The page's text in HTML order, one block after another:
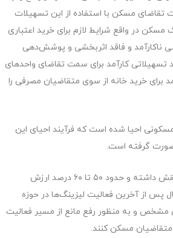
تقاضای مسکن با استفاده از این تسهیلات
در واقع شرایط لازم برای خرید اعتباری
ناکارآمد و فاقد اثربخشی و پوشش‌دهی
کارآمد برای سمت تقاضای واحدهای
برای خرید خانه از سوی متقاضیان مصرفی را
مسکونی احیا شده است که فرآیند احیای این
گرفته است.
آخرین بار در فاصله سال‌های ۸۶ تا ۸۹ لیزینگ‌ها به‌صورت فعال در تامین مالی مسکن نقش داشته و حدود ۵۰ تا ۶۰ درصد ارزش
مسکونی را در قالب خرید اعتباری مسکن تامین مالی می‌کردند. هم‌اکنون ۱۰ سال پس از آخرین فعالیت لیزینگ‌ها در حوزه
مشخص و به منظور رفع مانع از مسیر فعالیت
متقاضیان مسکن کنند.